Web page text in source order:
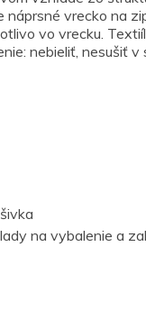
vrecko na
vo vrecku.
nebieliť, nesušiť v
na vybalenie a